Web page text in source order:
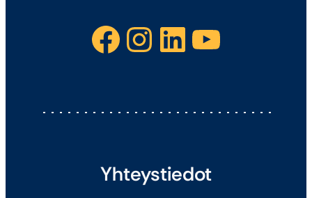
Facebook Instagram LinkedIn YouTube
Yhteystiedot